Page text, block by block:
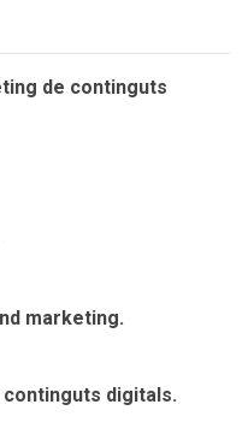
de continguts
marketing.
digitals.